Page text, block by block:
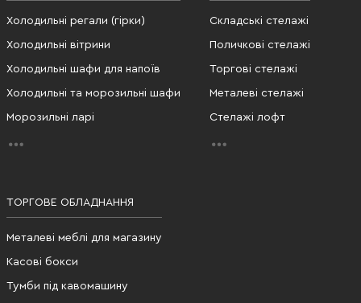
Холодильні регали (гірки)
Холодильні вітрини
Холодильні шафи для напоїв
Холодильні та морозильні шафи
Морозильні ларі
Складські стелажі
Поличкові стелажі
Торгові стелажі
Металеві стелажі
Стелажі лофт
ТОРГОВЕ ОБЛАДНАННЯ
Металеві меблі для магазину
Касові бокси
Тумби під кавомашину